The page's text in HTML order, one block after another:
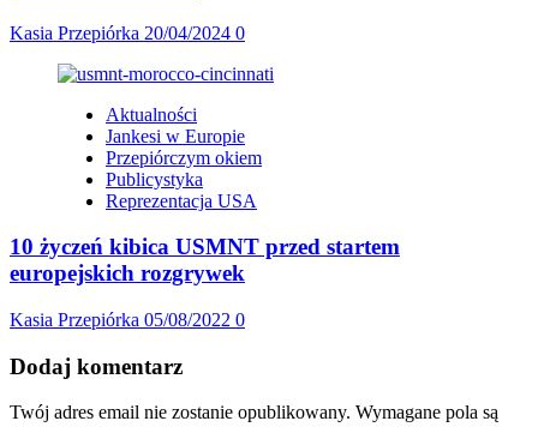
Kasia Przepiórka 20/04/2024 0
Aktualności
Jankesi w Europie
Przepiórczym okiem
Publicystyka
Reprezentacja USA
10 życzeń kibica USMNT przed startem
europejskich rozgrywek
Kasia Przepiórka 05/08/2022 0
Dodaj komentarz
Twój adres email nie zostanie opublikowany. Wymagane pola są